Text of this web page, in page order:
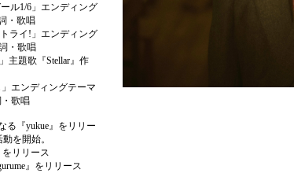
ル1/6」エンディング
・歌唱
ライ!」エンディング
・歌唱
主題歌『Stellar』作
エンディングテーマ
歌唱
『yukue』をリリー
を開始。
をリリース
』をリリース